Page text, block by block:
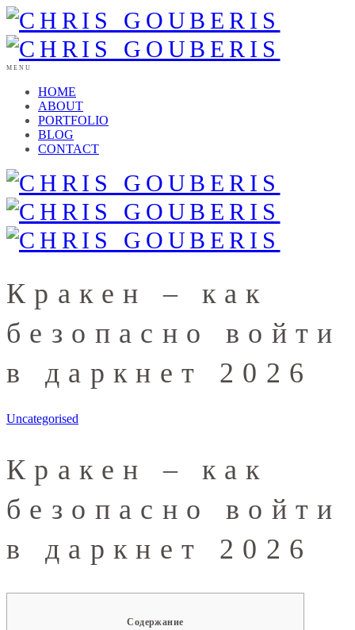
MENU
HOME
ABOUT
PORTFOLIO
BLOG
CONTACT
Кракен – как
безопасно войти
в даркнет 2026
Uncategorised
Кракен – как
безопасно войти
в даркнет 2026
Содержание